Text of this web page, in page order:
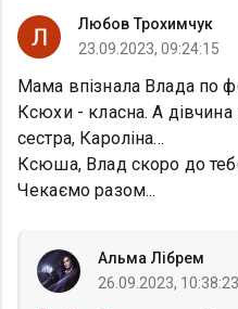
Любов Трохимчук
23.09.2023, 09:24:15
Мама впізнала Влада по
Ксюхи - класна. А
сестра, Кароліна...
Ксюша, Влад скоро до
Чекаємо разом...
Альма Лібрем
26.09.2023, 10:38:23